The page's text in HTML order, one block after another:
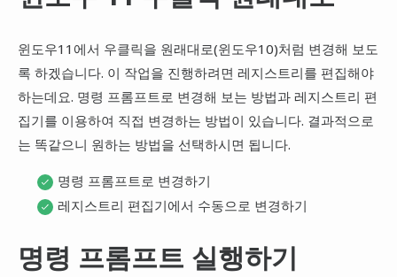
윈도우11에서 우클릭을 원래대로(윈도우10)처럼 변경해 보도
록 하겠습니다. 이 작업을 진행하려면 레지스트리를 편집해야
하는데요. 명령 프롬프트로 변경해 보는 방법과 레지스트리 편
집기를 이용하여 직접 변경하는 방법이 있습니다. 결과적으로
는 똑같으니 원하는 방법을 선택하시면 됩니다.
명령 프롬프트로 변경하기
레지스트리 편집기에서 수동으로 변경하기
명령 프롬프트 실행하기